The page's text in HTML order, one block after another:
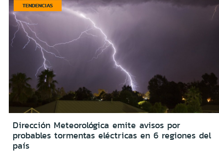
TENDENCIAS
Dirección Meteorológica emite avisos por
probables tormentas eléctricas en 6 regiones del
país